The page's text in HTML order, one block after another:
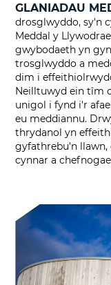
GLANIADAU
drosglwyddo, sy'n
Meddal y
gwybodaeth yn
trosglwyddo a
dim i
Neilltuwyd ein tîm
unigol i fynd i'r
eu meddiannu.
thrydanol yn
gyfathrebu'n
cynnar a